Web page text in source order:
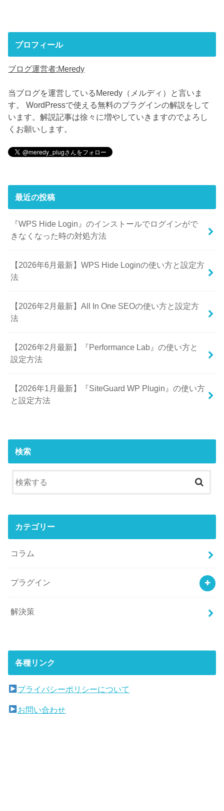
プロフィール
ブログ運営者:Meredy
当ブログを運営しているMeredy（メルディ）と言いま
す。 WordPressで使える無料のプラグインの解説をして
います。解説記事は徐々に増やしていきますのでよろし
くお願いします。
最近の投稿
『WPS Hide Login』のインストールでログインがで
きなくなった時の対処方法
【2026年6月最新】WPS Hide Loginの使い方と設定方
法
【2026年2月最新】All In One SEOの使い方と設定方
法
【2026年2月最新】『Performance Lab』の使い方と
設定方法
【2026年1月最新】『SiteGuard WP Plugin』の使い方
と設定方法
検索
カテゴリー
コラム
プラグイン
解決策
各種リンク
プライバシーポリシーについて
お問い合わせ